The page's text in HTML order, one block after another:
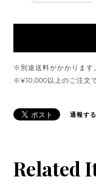
※別途送料がかかります。
※¥10,000以上のご注文
通報する
Related